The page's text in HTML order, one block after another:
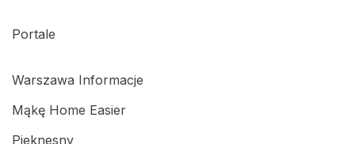
Portale
Warszawa Informacje
Mąkę Home Easier
Pieknesny